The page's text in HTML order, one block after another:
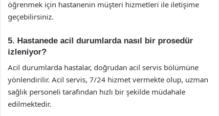
öğrenmek için hastanenin müşteri hizmetleri ile iletişime
geçebilirsiniz.
5. Hastanede acil durumlarda nasıl bir prosedür
izleniyor?
Acil durumlarda hastalar, doğrudan acil servis bölümüne
yönlendirilir. Acil servis, 7/24 hizmet vermekte olup, uzman
sağlık personeli tarafından hızlı bir şekilde müdahale
edilmektedir.